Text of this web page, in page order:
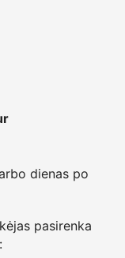
dienas po
pasirenka